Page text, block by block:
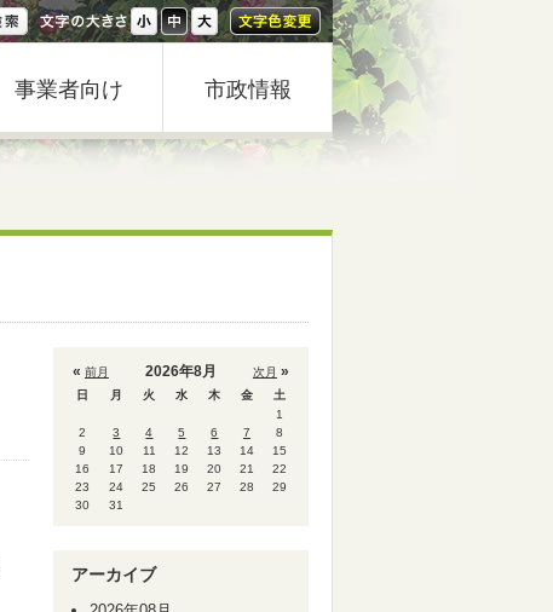
事業者向け 市政情報
« 前月 次月 »
2026年8月
日 月 火 水 木 金
土
1
2
3 4 5 6 7
8
9
10 11 12 13 14
15
16
17 18 19 20 21
22
23
24 25 26 27 28
29
30
31
アーカイブ